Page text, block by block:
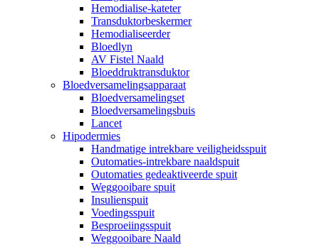
Hemodialise-kateter
Transduktorbeskermer
Hemodialiseerder
Bloedlyn
AV Fistel Naald
Bloeddruktransduktor
Bloedversamelingsapparaat
Bloedversamelingset
Bloedversamelingsbuis
Lancet
Hipodermies
Handmatige intrekbare veiligheidsspuit
Outomaties-intrekbare naaldspuit
Outomaties gedeaktiveerde spuit
Weggooibare spuit
Insulienspuit
Voedingsspuit
Besproeiingsspuit
Weggooibare Naald